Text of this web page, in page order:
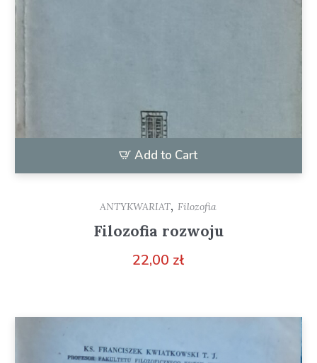
Add to Cart
ANTYKWARIAT,Filozofia
Filozofia rozwoju
22,00 zł